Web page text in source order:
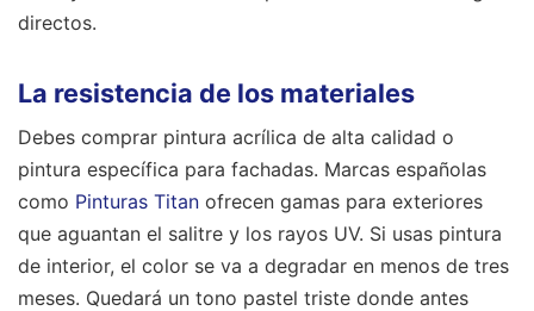
directos.
La resistencia de los materiales
Debes comprar pintura acrílica de alta calidad o
pintura específica para fachadas. Marcas españolas
como Pinturas Titan ofrecen gamas para exteriores
que aguantan el salitre y los rayos UV. Si usas pintura
de interior, el color se va a degradar en menos de tres
meses. Quedará un tono pastel triste donde antes